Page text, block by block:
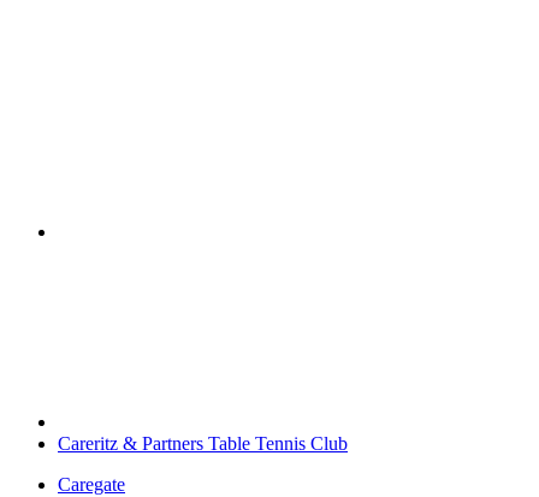
Careritz & Partners Table Tennis Club
Caregate